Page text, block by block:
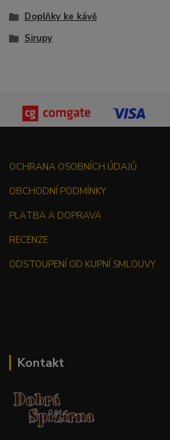
Doplňky ke kávě
Sirupy
OCHRANA OSOBNÍCH ÚDAJŮ
OBCHODNÍ PODMÍNKY
PLATBA A DOPRAVA
RECENZE
ODSTOUPENÍ OD KUPNÍ SMLOUVY
Kontakt